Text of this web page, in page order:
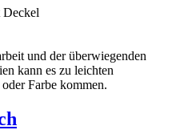
Deckel
und der überwiegenden
kann es zu leichten
Farbe kommen.